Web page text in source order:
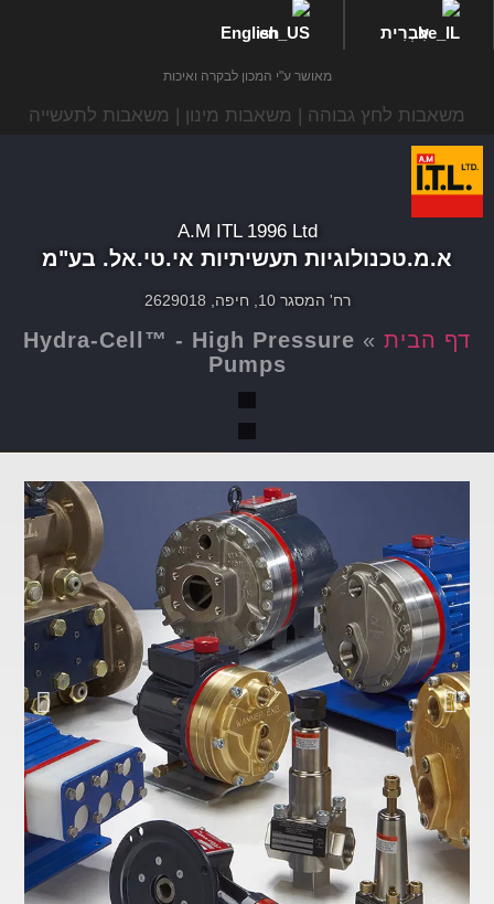
עִבְרִית English
מאושר ע"י המכון לבקרה ואיכות
משאבות לחץ גבוהה | משאבות מינון | משאבות לתעשייה
A.M ITL 1996 Ltd
א.מ.טכנולוגיות תעשיתיות אי.טי.אל. בע"מ
רח' המסגר 10, חיפה, 2629018
דף הבית »
Hydra-Cell™ - High Pressure
Pumps